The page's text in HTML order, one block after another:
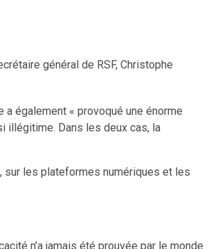
général de RSF, Christophe
a également « provoqué une énorme
illégitime. Dans les deux cas, la
sur les plateformes numériques et les
n’a jamais été prouvée par le monde